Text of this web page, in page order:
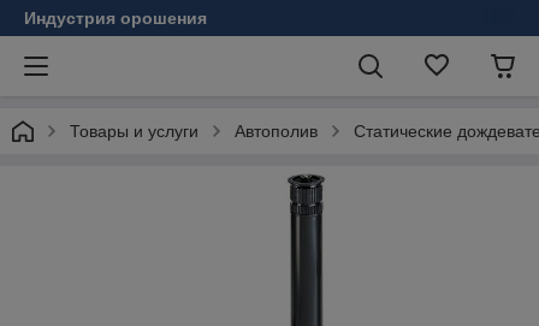
Индустрия орошения
Товары и услуги Автополив Статические